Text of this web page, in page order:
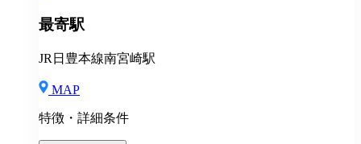
災・健康・厚生年金） ◆社宅制度 （規定あり） ◆交
通費全額支給（規定あり） ◆社内表彰制度 ◆退職金制
度 ◆再雇用制度 ◆産前産後休暇 ◆育児・介護休業制
◆保養施設利用可 など
最寄駅
JR日豊本線南宮崎駅
MAP
特徴・詳細条件